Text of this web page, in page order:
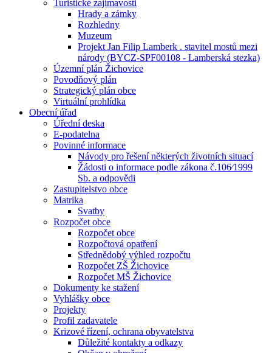
Turistické zajímavosti
Hrady a zámky
Rozhledny
Muzeum
Projekt Jan Filip Lamberk . stavitel mostů mezi
národy (BYCZ-SPF00108 - Lamberská stezka)
Územní plán Žichovice
Povodňový plán
Strategický plán obce
Virtuální prohlídka
Obecní úřad
Úřední deska
E-podatelna
Povinné informace
Návody pro řešení některých životních situací
Žádosti o informace podle zákona č.106⁄1999
Sb. a odpovědi
Zastupitelstvo obce
Matrika
Svatby
Rozpočet obce
Rozpočet obce
Rozpočtová opatření
Střednědobý výhled rozpočtu
Rozpočet ZŠ Žichovice
Rozpočet MŠ Žichovice
Dokumenty ke stažení
Vyhlášky obce
Projekty
Profil zadavatele
Krizové řízení, ochrana obyvatelstva
Důležité kontakty a odkazy